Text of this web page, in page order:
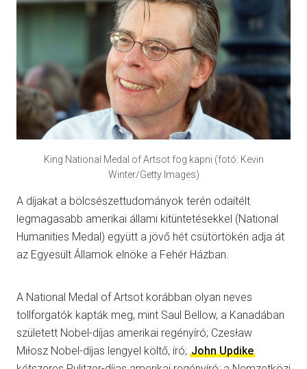
King National Medal of Artsot fog kapni (fotó: Kevin
Winter/Getty Images)
A díjakat a bölcsészettudományok terén odaítélt
legmagasabb amerikai állami kitüntetésekkel (National
Humanities Medal) együtt a jövő hét csütörtökén adja át
az Egyesült Államok elnöke a Fehér Házban.
A National Medal of Artsot korábban olyan neves
tollforgatók kapták meg, mint Saul Bellow, a Kanadában
született Nobel-díjas amerikai regényíró; Czesław
Miłosz Nobel-díjas lengyel költő, író; John Updike